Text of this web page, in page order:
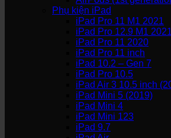
Phụ kiện iPad
iPad Pro 11 M1 2021
iPad Pro 12.9 M1 2021
iPad Pro 11 2020
iPad Pro 11 inch
iPad 10.2 – Gen 7
iPad Pro 10.5
iPad Air 3 10.5 inch
iPad Mini 5 (2019)
iPad Mini 4
iPad Mini 123
iPad 9.7